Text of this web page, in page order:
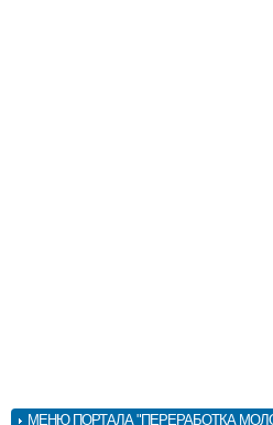
МЕНЮ ПОРТАЛА "ПЕРЕРАБОТКА